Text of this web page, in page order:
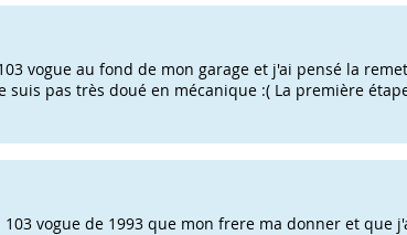
vogue au fond de mon garage et j'ai pensé la
suis pas très doué en mécanique :( La première
vogue de 1993 que mon frere ma donner et que